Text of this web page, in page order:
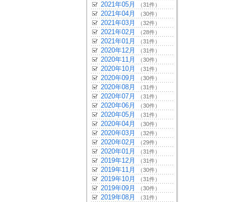
2021年05月 （31件）
2021年04月 （30件）
2021年03月 （32件）
2021年02月 （28件）
2021年01月 （31件）
2020年12月 （31件）
2020年11月 （30件）
2020年10月 （31件）
2020年09月 （30件）
2020年08月 （31件）
2020年07月 （31件）
2020年06月 （30件）
2020年05月 （31件）
2020年04月 （30件）
2020年03月 （32件）
2020年02月 （29件）
2020年01月 （31件）
2019年12月 （31件）
2019年11月 （30件）
2019年10月 （31件）
2019年09月 （30件）
2019年08月 （31件）